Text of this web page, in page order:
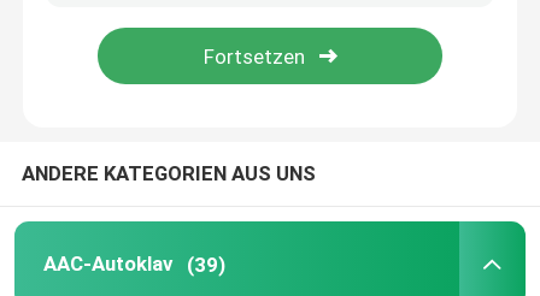
Chemische Druckbehälter
Öl feuerte Dampfkessel
Chemische Spalte
ANDERE KATEGORIEN AUS UNS
AAC-Autoklav (39)